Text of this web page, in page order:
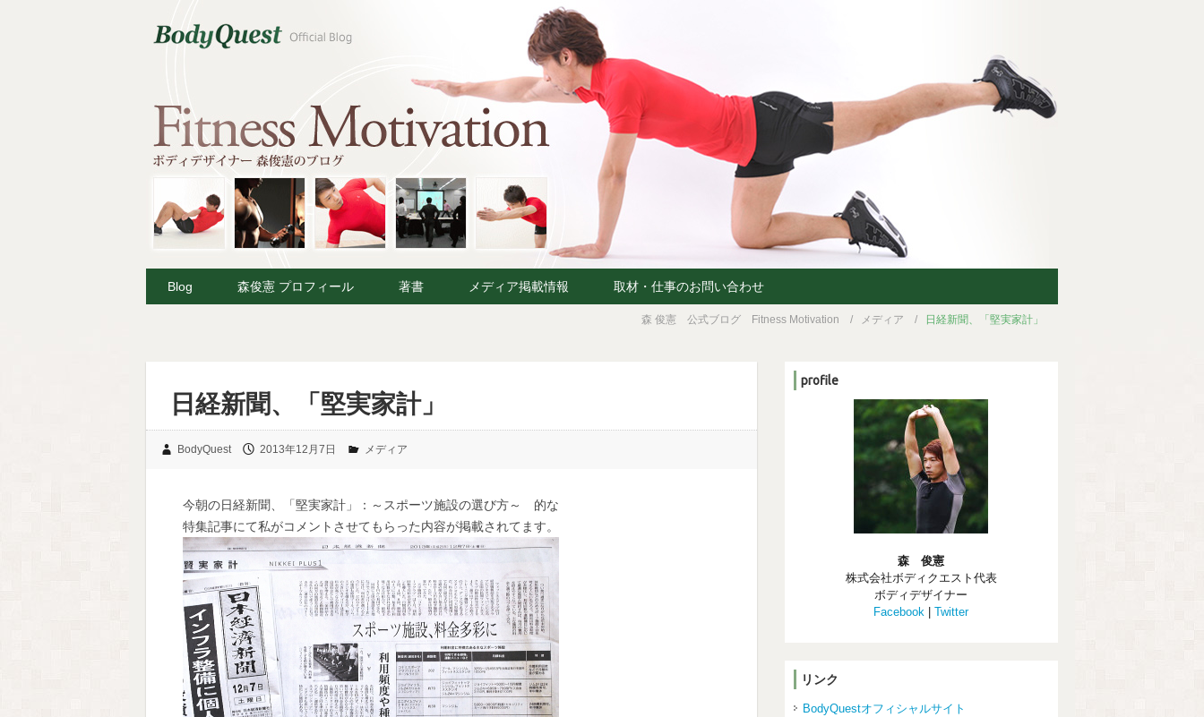
Blog 森俊憲 プロフィール 著書 メディア掲載情報 取材・仕事のお問い合わせ
森 俊憲 公式ブログ Fitness Motivation メディア 日経新聞、「堅実家計」
日経新聞、「堅実家計」
BodyQuest 2013年12月7日 メディア
今朝の日経新聞、「堅実家計」：～スポーツ施設の選び方～ 的な
特集記事にて私がコメントさせてもらった内容が掲載されてます。
profile
森 俊憲
株式会社ボディクエスト代表
ボディデザイナー
Facebook |Twitter
リンク
BodyQuestオフィシャルサイト